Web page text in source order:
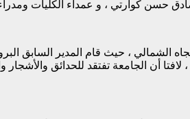
حسن كوارتي ، و عمداء الكليات
الشمالي ، حيث قام المدير السابق
، لافتا أن الجامعة تفتقد للحدائق